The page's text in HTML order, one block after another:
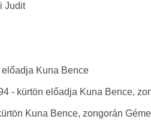
Judit
Kuna Bence
- kürtön előadja Kuna Bence,
Kuna Bence, zongorán